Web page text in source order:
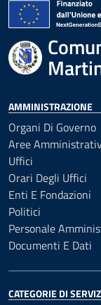
AMMINISTRAZIONE
Organi Di Governo
Aree
Uffici
Orari Degli Uffici
Enti E Fondazioni
Politici
Personale
Documenti E Dati
CATEGORIE DI